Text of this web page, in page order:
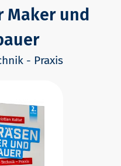
Maker und
- Praxis